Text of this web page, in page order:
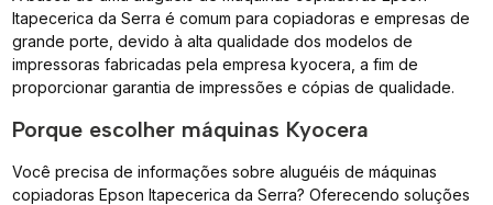
Itapecerica da Serra é comum para copiadoras e empresas de
grande porte, devido à alta qualidade dos modelos de
impressoras fabricadas pela empresa kyocera, a fim de
proporcionar garantia de impressões e cópias de qualidade.
Porque escolher máquinas Kyocera
Você precisa de informações sobre aluguéis de máquinas
copiadoras Epson Itapecerica da Serra? Oferecendo soluções